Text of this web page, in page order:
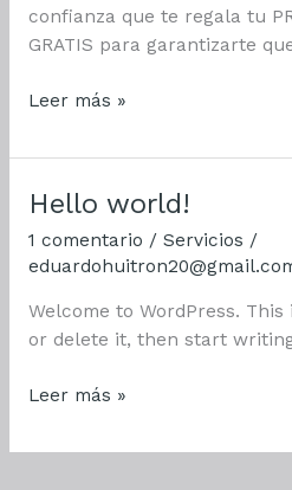
confianza que te regala tu
GRATIS para garantizarte
Servicios
Trámites
para
Méxicanos
en
Leer más »
Hello world!
1 comentario / Servicios /
Welcome to WordPress.
or delete it, then start
Hello
Leer más »